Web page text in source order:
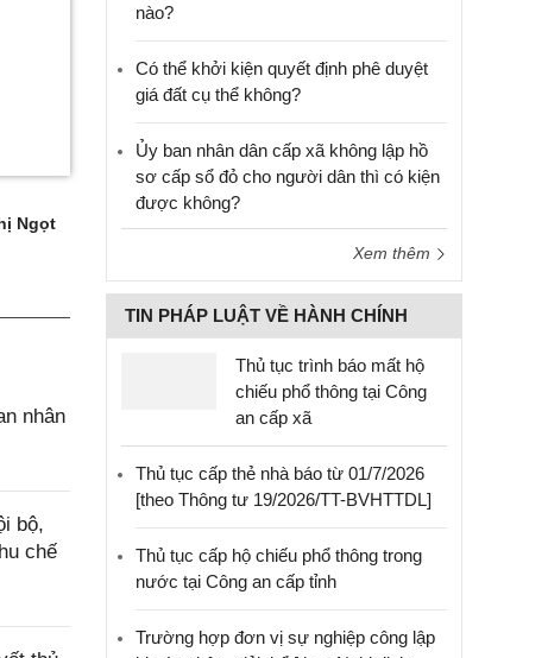
Ngọt
nhân
bộ,
chế
nào?
Có thể khởi kiện quyết định phê duyệt
giá đất cụ thể không?
Ủy ban nhân dân cấp xã không lập hồ
sơ cấp sổ đỏ cho người dân thì có kiện
được không?
Xem thêm
TIN PHÁP LUẬT VỀ HÀNH CHÍNH
Thủ tục trình báo mất hộ
chiếu phổ thông tại Công
an cấp xã
Thủ tục cấp thẻ nhà báo từ 01/7/2026
[theo Thông tư 19/2026/TT-BVHTTDL]
Thủ tục cấp hộ chiếu phổ thông trong
nước tại Công an cấp tỉnh
Trường hợp đơn vị sự nghiệp công lập